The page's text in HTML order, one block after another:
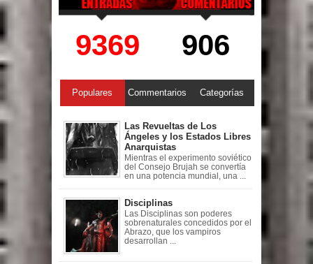
9369 906
Populares Commentarios Categorías
Las Revueltas de Los
Ángeles y los Estados Libres
Anarquistas
Mientras el experimento soviético
del Consejo Brujah se convertía
en una potencia mundial, una ...
Disciplinas
Las Disciplinas son poderes
sobrenaturales concedidos por el
Abrazo, que los vampiros
desarrollan ...